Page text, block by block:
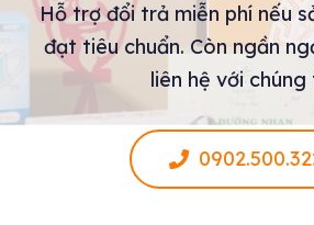
Hỗ trợ đổi trả miễn phí nếu
đạt tiêu chuẩn. Còn ngần
liên hệ với chúng